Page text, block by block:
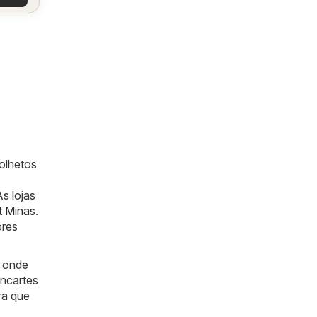
lojas
Minas.
que